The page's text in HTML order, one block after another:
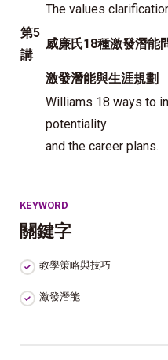
The values clarificatio
第5
講
威廉氏18種激發潛能
激發潛能與生涯規劃
Williams 18 ways to
potentiality
and the career plans.
KEYWORD
關鍵字
教學策略與技巧
激發潛能